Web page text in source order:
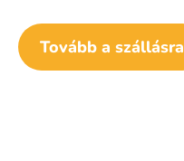
Tovább a szállásra